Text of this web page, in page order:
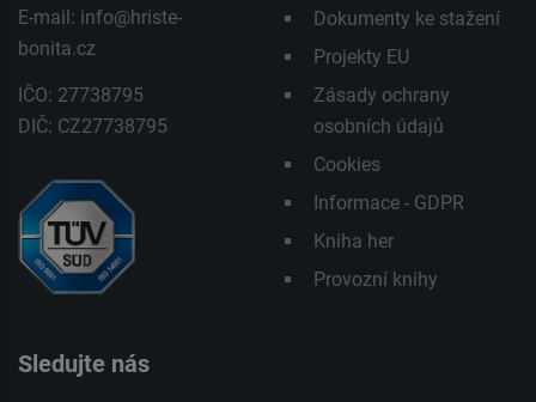
E-mail: info@hriste-
bonita.cz
IČO: 27738795
DIČ: CZ27738795
Dokumenty ke stažení
Projekty EU
Zásady ochrany
osobních údajů
Cookies
Informace - GDPR
Kniha her
Provozní knihy
Sledujte nás